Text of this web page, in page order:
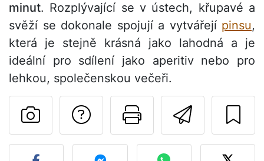
minut. Rozplývající se v ústech, křupavé a
svěží se dokonale spojují a vytvářejí pinsu,
která je stejně krásná jako lahodná a je
ideální pro sdílení jako aperitiv nebo pro
lehkou, společenskou večeři.
Vytisknout
Položit otázku
Zveřejněte svou